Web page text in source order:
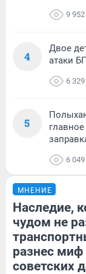
9 952
4
Двое
атаки
6 329
5
6 049
МНЕНИЕ
Наследие,
чудом не
разнес миф
советских